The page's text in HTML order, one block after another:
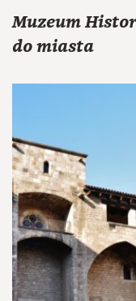
Muzeum
do miasta